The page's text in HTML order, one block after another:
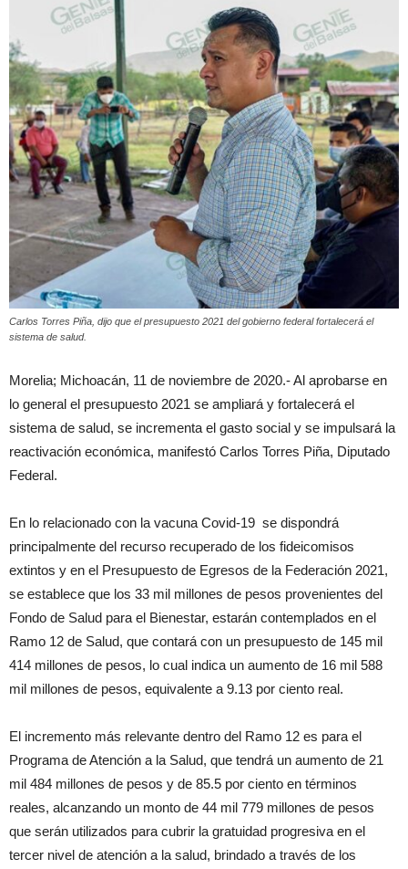
Carlos Torres Piña, dijo que el presupuesto 2021 del gobierno federal fortalecerá el
sistema de salud.
Morelia; Michoacán, 11 de noviembre de 2020.- Al aprobarse en
lo general el presupuesto 2021 se ampliará y fortalecerá el
sistema de salud, se incrementa el gasto social y se impulsará la
reactivación económica, manifestó Carlos Torres Piña, Diputado
Federal.
En lo relacionado con la vacuna Covid-19 se dispondrá
principalmente del recurso recuperado de los fideicomisos
extintos y en el Presupuesto de Egresos de la Federación 2021,
se establece que los 33 mil millones de pesos provenientes del
Fondo de Salud para el Bienestar, estarán contemplados en el
Ramo 12 de Salud, que contará con un presupuesto de 145 mil
414 millones de pesos, lo cual indica un aumento de 16 mil 588
mil millones de pesos, equivalente a 9.13 por ciento real.
El incremento más relevante dentro del Ramo 12 es para el
Programa de Atención a la Salud, que tendrá un aumento de 21
mil 484 millones de pesos y de 85.5 por ciento en términos
reales, alcanzando un monto de 44 mil 779 millones de pesos
que serán utilizados para cubrir la gratuidad progresiva en el
tercer nivel de atención a la salud, brindado a través de los